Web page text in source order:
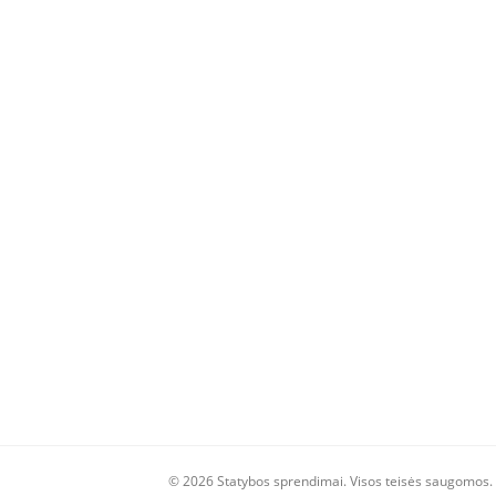
© 2026 Statybos sprendimai. Visos teisės saugomos.